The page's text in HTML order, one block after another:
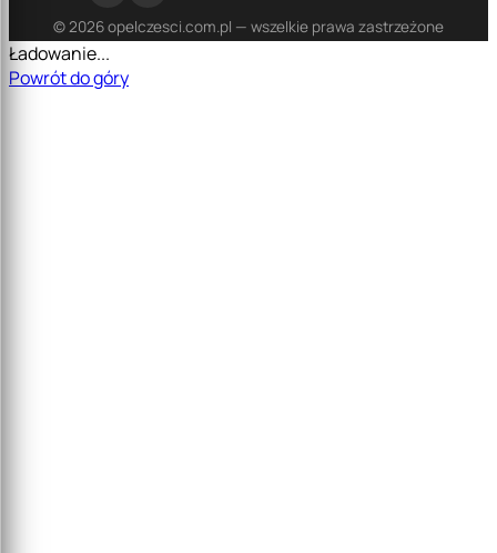
© 2026 opelczesci.com.pl — wszelkie prawa zastrzeżone
Ładowanie...
Powrót do góry